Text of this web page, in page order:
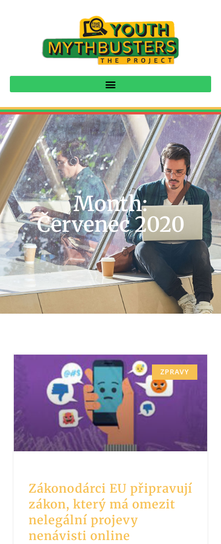
Month:
Červenec 2020
ZPRAVY
Zákonodárci EU připravují
zákon, který má omezit
nelegální projevy
nenávisti online